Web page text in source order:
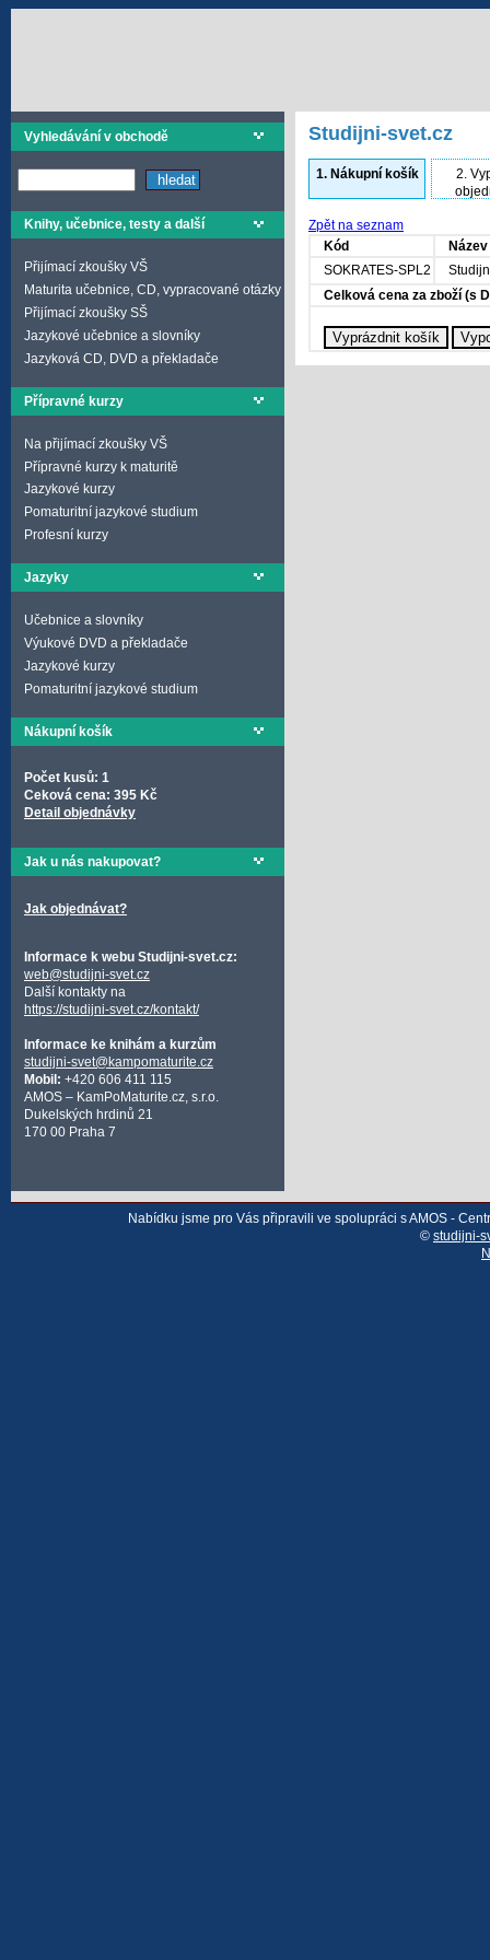
Vyhledávání v obchodě
Knihy, učebnice, testy a další
Přijímací zkoušky VŠ
Maturita učebnice, CD, vypracované otázky
Přijímací zkoušky SŠ
Jazykové učebnice a slovníky
Jazyková CD, DVD a překladače
Přípravné kurzy
Na přijímací zkoušky VŠ
Přípravné kurzy k maturitě
Jazykové kurzy
Pomaturitní jazykové studium
Profesní kurzy
Jazyky
Učebnice a slovníky
Výukové DVD a překladače
Jazykové kurzy
Pomaturitní jazykové studium
Nákupní košík
Počet kusů: 1
Ceková cena: 395 Kč
Detail objednávky
Jak u nás nakupovat?
Jak objednávat?
Informace k webu Studijni-svet.cz:
web@studijni-svet.cz
Další kontakty na
https://studijni-svet.cz/kontakt/
Informace ke knihám a kurzům
studijni-svet@kampomaturite.cz
Mobil: +420 606 411 115
AMOS – KamPoMaturite.cz, s.r.o.
Dukelských hrdinů 21
170 00 Praha 7
Studijni-svet.cz
1.Nákupní košík 2.
Zpět na seznam
Kód
SOKRATES-SPL2
Celková cena za zboží (s
Nabídku jsme pro Vás připravili ve spolupráci s AMOS -
© studijni-